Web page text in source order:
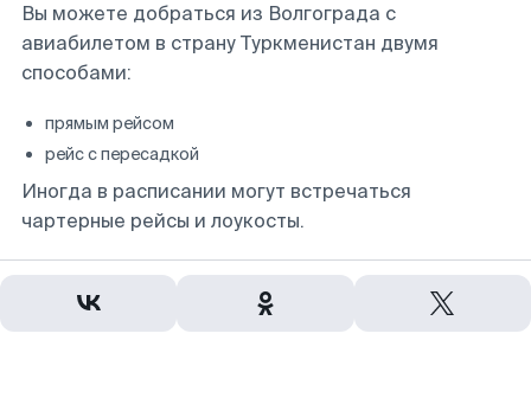
Вы можете добраться из Волгограда с
авиабилетом в страну Туркменистан двумя
способами:
прямым рейсом
рейс с пересадкой
Иногда в расписании могут встречаться
чартерные рейсы и лоукосты.